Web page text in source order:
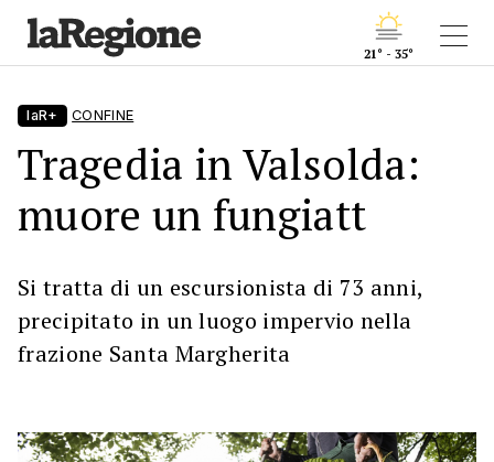
21° - 35°
laR+ CONFINE
Tragedia in Valsolda:
muore un fungiatt
Si tratta di un escursionista di 73 anni,
precipitato in un luogo impervio nella
frazione Santa Margherita